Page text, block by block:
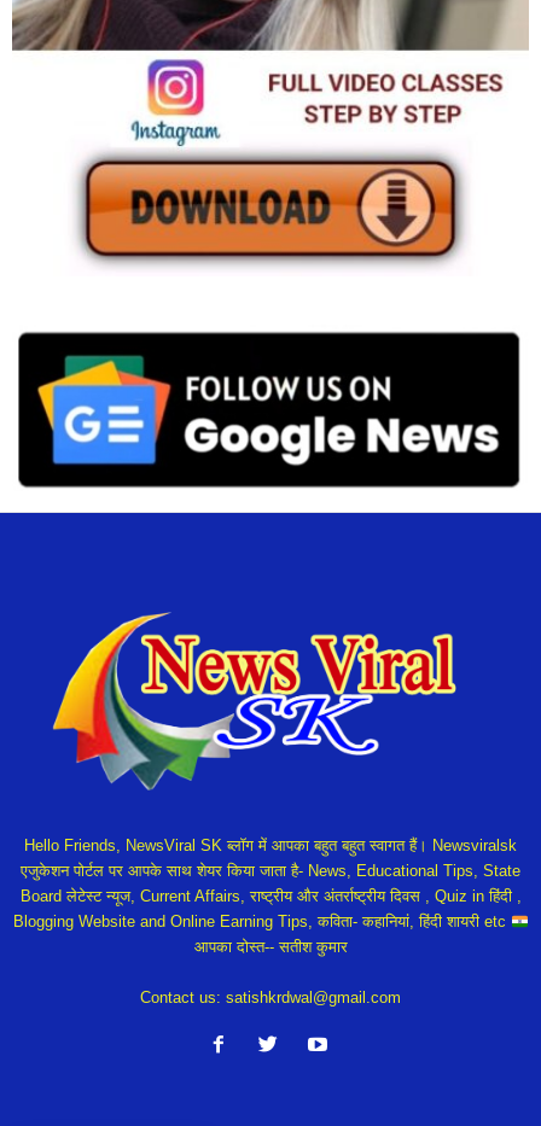
Hello Friends, NewsViral SK ब्लॉग में आपका बहुत बहुत स्वागत हैं। Newsviralsk
एजुकेशन पोर्टल पर आपके साथ शेयर किया जाता है- News, Educational Tips, State
Board लेटेस्ट न्यूज, Current Affairs, राष्ट्रीय और अंतर्राष्ट्रीय दिवस , Quiz in हिंदी ,
Blogging Website and Online Earning Tips, कविता- कहानियां, हिंदी शायरी etc
आपका दोस्त-- सतीश कुमार
Contact us: satishkrdwal@gmail.com